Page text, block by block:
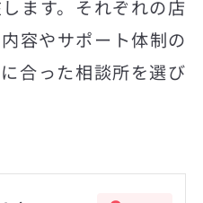
ます。それぞれの店
容やサポート体制の
合った相談所を選び